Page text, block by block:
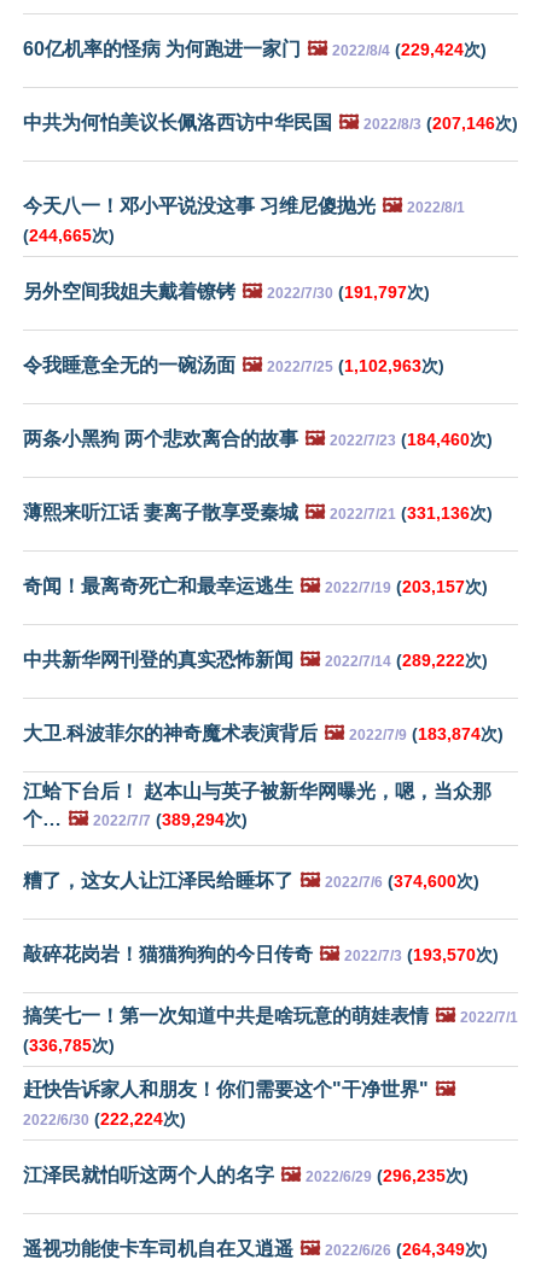
60亿机率的怪病 为何跑进一家门 🖼️ 2022/8/4 (229,424次)
中共为何怕美议长佩洛西访中华民国 🖼️ 2022/8/3 (207,146次)
今天八一！邓小平说没这事 习维尼傻抛光 🖼️ 2022/8/1
(244,665次)
另外空间我姐夫戴着镣铐 🖼️ 2022/7/30 (191,797次)
令我睡意全无的一碗汤面 🖼️ 2022/7/25 (1,102,963次)
两条小黑狗 两个悲欢离合的故事 🖼️ 2022/7/23 (184,460次)
薄熙来听江话 妻离子散享受秦城 🖼️ 2022/7/21 (331,136次)
奇闻！最离奇死亡和最幸运逃生 🖼️ 2022/7/19 (203,157次)
中共新华网刊登的真实恐怖新闻 🖼️ 2022/7/14 (289,222次)
大卫.科波菲尔的神奇魔术表演背后 🖼️ 2022/7/9 (183,874次)
江蛤下台后！ 赵本山与英子被新华网曝光，嗯，当众那
个… 🖼️ 2022/7/7 (389,294次)
糟了，这女人让江泽民给睡坏了 🖼️ 2022/7/6 (374,600次)
敲碎花岗岩！猫猫狗狗的今日传奇 🖼️ 2022/7/3 (193,570次)
搞笑七一！第一次知道中共是啥玩意的萌娃表情 🖼️ 2022/7/1
(336,785次)
赶快告诉家人和朋友！你们需要这个"干净世界" 🖼️
2022/6/30 (222,224次)
江泽民就怕听这两个人的名字 🖼️ 2022/6/29 (296,235次)
遥视功能使卡车司机自在又逍遥 🖼️ 2022/6/26 (264,349次)